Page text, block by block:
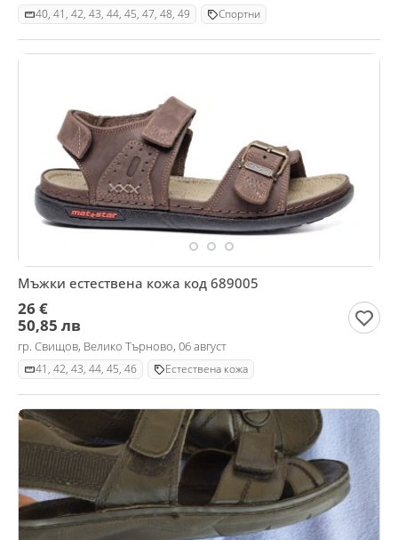
40, 41, 42, 43, 44, 45, 47, 48, 49 Спортни
Мъжки естествена кожа код 689005
26 €
50,85 лв
гр. Свищов, Велико Търново, 06 август
41, 42, 43, 44, 45, 46 Естествена кожа